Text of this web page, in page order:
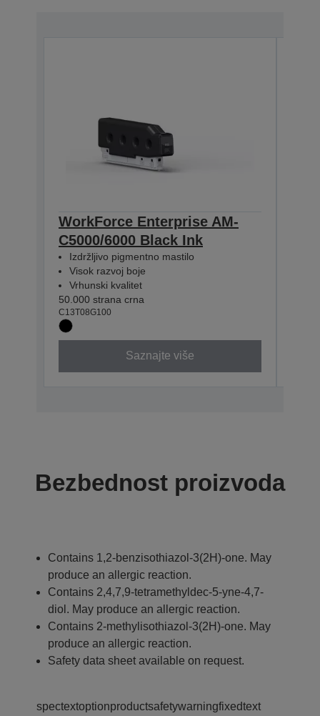
WorkForce Enterprise AM-
C5000/6000 Black Ink
Izdržljivo pigmentno mastilo
Visok razvoj boje
Vrhunski kvalitet
50.000 strana crna
C13T08G100
Saznajte više
Bezbednost proizvoda
Contains 1,2-benzisothiazol-3(2H)-one. May
produce an allergic reaction.
Contains 2,4,7,9-tetramethyldec-5-yne-4,7-
diol. May produce an allergic reaction.
Contains 2-methylisothiazol-3(2H)-one. May
produce an allergic reaction.
Safety data sheet available on request.
spectextoptionproductsafetywarningfixedtext